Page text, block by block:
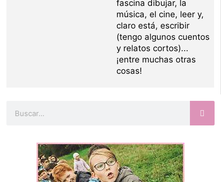
fascina dibujar, la
música, el cine, leer y,
claro está, escribir
(tengo algunos cuentos
y relatos cortos)...
¡entre muchas otras
cosas!